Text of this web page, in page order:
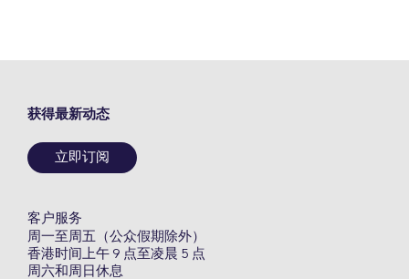
获得最新动态
立即订阅
客户服务
周一至周五（公众假期除外）
香港时间上午 9 点至凌晨 5 点
周六和周日休息